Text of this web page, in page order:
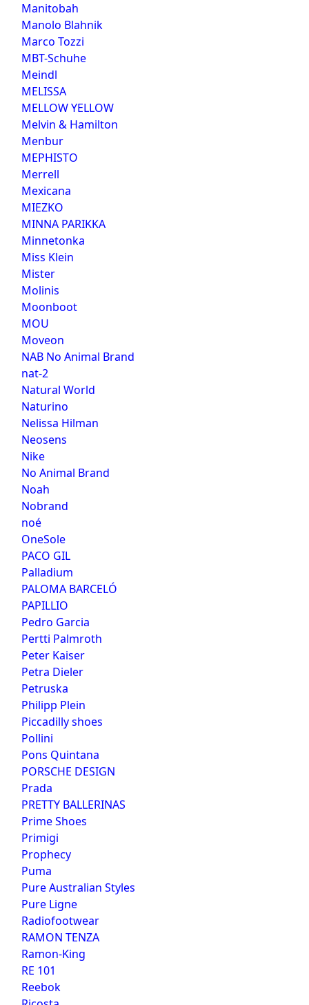
Manitobah
Manolo Blahnik
Marco Tozzi
MBT-Schuhe
Meindl
MELISSA
MELLOW YELLOW
Melvin & Hamilton
Menbur
MEPHISTO
Merrell
Mexicana
MIEZKO
MINNA PARIKKA
Minnetonka
Miss Klein
Mister
Molinis
Moonboot
MOU
Moveon
NAB No Animal Brand
nat-2
Natural World
Naturino
Nelissa Hilman
Neosens
Nike
No Animal Brand
Noah
Nobrand
noé
OneSole
PACO GIL
Palladium
PALOMA BARCELÓ
PAPILLIO
Pedro Garcia
Pertti Palmroth
Peter Kaiser
Petra Dieler
Petruska
Philipp Plein
Piccadilly shoes
Pollini
Pons Quintana
PORSCHE DESIGN
Prada
PRETTY BALLERINAS
Prime Shoes
Primigi
Prophecy
Puma
Pure Australian Styles
Pure Ligne
Radiofootwear
RAMON TENZA
Ramon-King
RE 101
Reebok